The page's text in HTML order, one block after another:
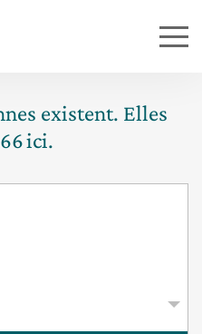
existent. Elles
ici.